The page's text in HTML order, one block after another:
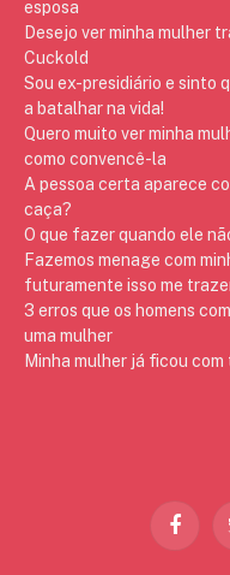
esposa
Desejo ver minha mulher
Cuckold
Sou ex-presidiário e sinto
a batalhar na vida!
Quero muito ver minha
como convencê-la
A pessoa certa aparece
caça?
O que fazer quando ele
Fazemos menage com
futuramente isso me
3 erros que os homens
uma mulher
Minha mulher já ficou